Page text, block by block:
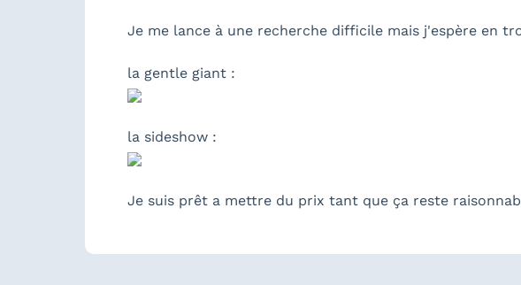
Je me lance à une recherche difficile mais j'espère en
la gentle giant :
la sideshow :
Je suis prêt a mettre du prix tant que ça reste